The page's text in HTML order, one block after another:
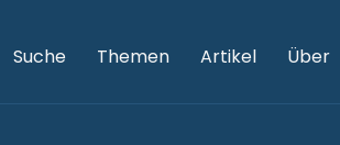
Suche Themen Artikel Über